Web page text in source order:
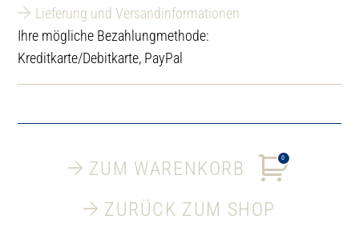
Lieferung und Versandinformationen
Ihre mögliche Bezahlungmethode:
Kreditkarte/Debitkarte, PayPal
ZUM WARENKORB 0
ZURÜCK ZUM SHOP